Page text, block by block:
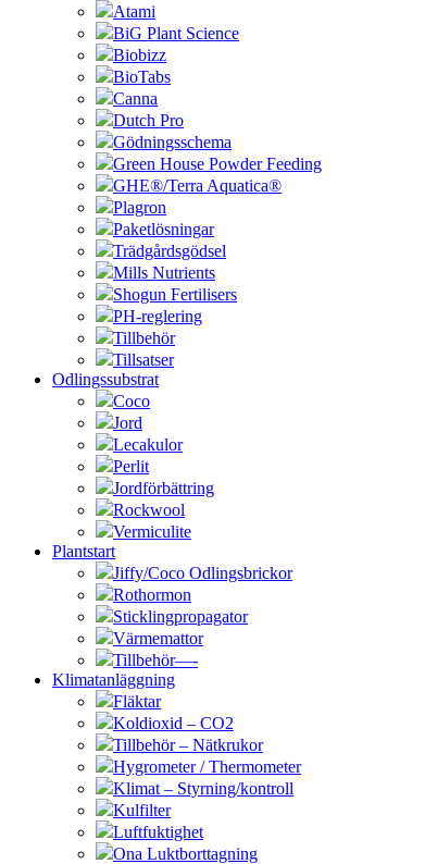
Atami
BiG Plant Science
Biobizz
BioTabs
Canna
Dutch Pro
Gödningsschema
Green House Powder Feeding
GHE®/Terra Aquatica®
Plagron
Paketlösningar
Trädgårdsgödsel
Mills Nutrients
Shogun Fertilisers
PH-reglering
Tillbehör
Tillsatser
Odlingssubstrat
Coco
Jord
Lecakulor
Perlit
Jordförbättring
Rockwool
Vermiculite
Plantstart
Jiffy/Coco Odlingsbrickor
Rothormon
Sticklingpropagator
Värmemattor
Tillbehör—-
Klimatanläggning
Fläktar
Koldioxid – CO2
Tillbehör – Nätkrukor
Hygrometer / Thermometer
Klimat – Styrning/kontroll
Kulfilter
Luftfuktighet
Ona Luktborttagning